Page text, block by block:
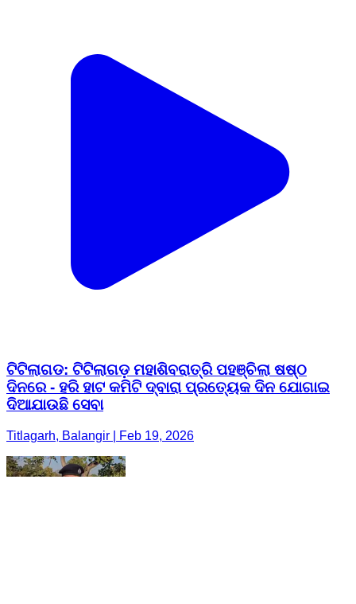
ଟିଟିଲାଗଡ: ଟିଟିଲାଗଡ଼ ମହାଶିବରାତ୍ରି ପହଞ୍ଚିଲା ଷଷ୍ଠ
ଦିନରେ - ହରି ହାଟ କମିଟି ଦ୍ବାରା ପ୍ରତ୍ୟେକ ଦିନ ଯୋଗାଇ
ଦିଆଯାଉଛି ସେବା
Titlagarh, Balangir | Feb 19, 2026